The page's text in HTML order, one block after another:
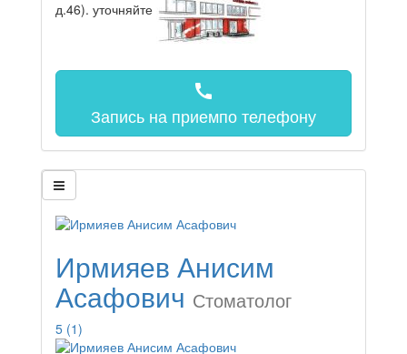
д.46). уточняйте
call
Запись на приемпо телефону
Ирмияев Анисим
Асафович Стоматолог
5 (1)